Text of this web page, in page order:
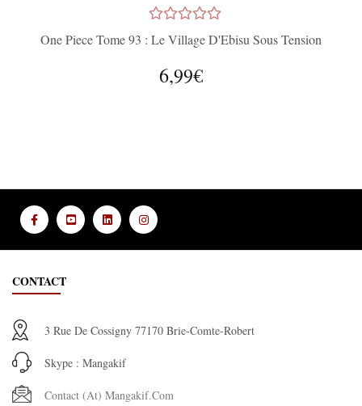
One Piece Tome 93 : Le Village D'Ebisu Sous Tension
6,99€
CONTACT
3 Rue De Cossigny 77170 Brie-Comte-Robert
Skype : Mangakif
Contact (at) Mangakif.com